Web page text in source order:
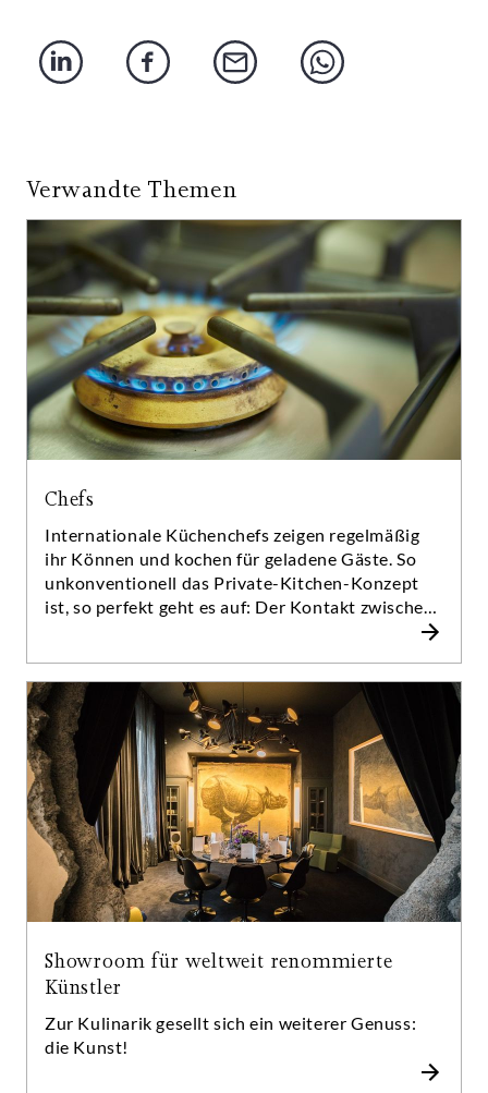
Verwandte Themen
Chefs
Internationale Küchenchefs zeigen regelmäßig
ihr Können und kochen für geladene Gäste. So
unkonventionell das Private-Kitchen-Konzept
ist, so perfekt geht es auf: Der Kontakt zwischen
Showroom für weltweit renommierte
Künstler
Zur Kulinarik gesellt sich ein weiterer Genuss:
die Kunst!